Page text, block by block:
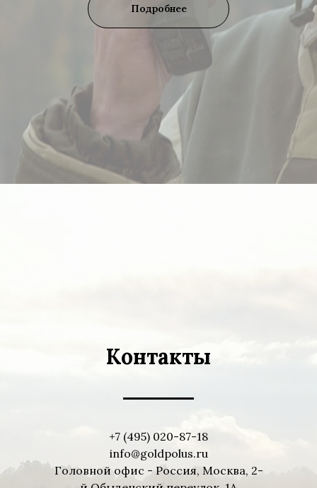
Подробнее
Контакты
+7 (495) 020-87-18
info@goldpolus.ru
Головной офис - Россия, Москва, 2-